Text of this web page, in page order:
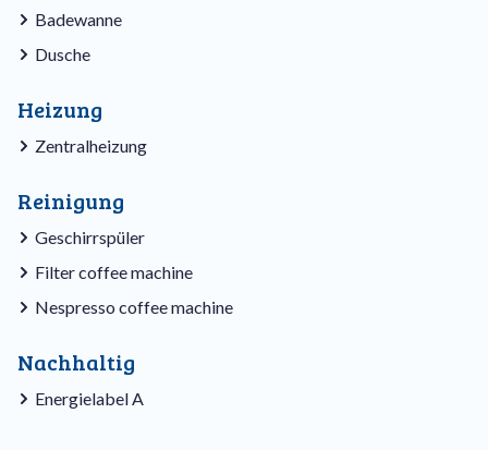
Badewanne
Dusche
Heizung
Zentralheizung
Reinigung
Geschirrspüler
Filter coffee machine
Nespresso coffee machine
Nachhaltig
Energielabel A